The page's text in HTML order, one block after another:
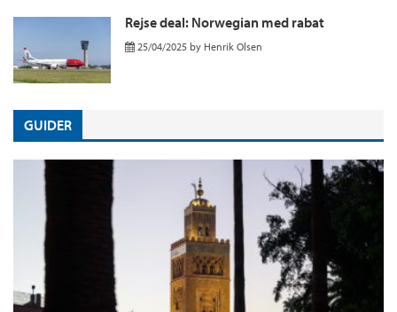
Rejse deal: Norwegian med rabat
25/04/2025 by Henrik Olsen
GUIDER